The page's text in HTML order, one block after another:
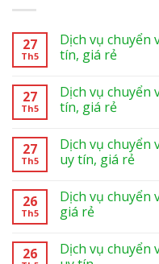
27
Th5
Dịch vụ chuyển
tín, giá rẻ
27
Th5
Dịch vụ chuyển
tín, giá rẻ
27
Th5
Dịch vụ chuyển
uy tín, giá rẻ
26
Th5
Dịch vụ chuyển
giá rẻ
26
Dịch vụ chuyển